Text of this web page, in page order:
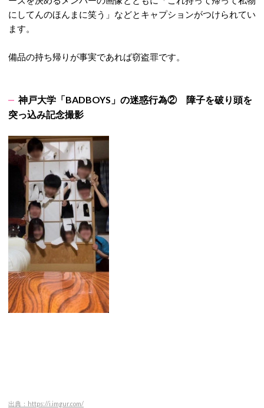
にしてんのほんまに笑う」などとキャプションがつけられてい
ます。
備品の持ち帰りが事実であれば窃盗罪です。
神戸大学「BADBOYS」の迷惑行為② 障子を破り頭を
突っ込み記念撮影
出典：https://i.imgur.com/